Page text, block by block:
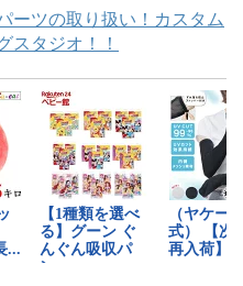
ーツの取り扱い！カスタム
スタジオ！！